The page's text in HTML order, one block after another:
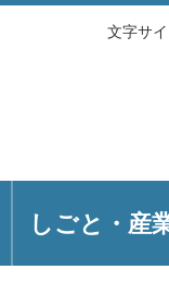
文字サ
しごと・産